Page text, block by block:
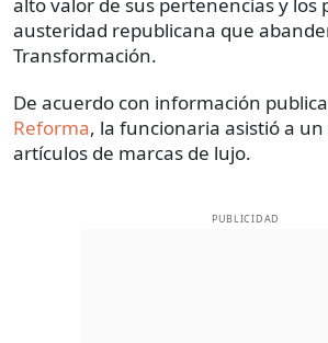
austeridad republicana que
Transformación.
De acuerdo con información
Reforma, la funcionaria asistió a
artículos de marcas de lujo.
PUBLICIDAD